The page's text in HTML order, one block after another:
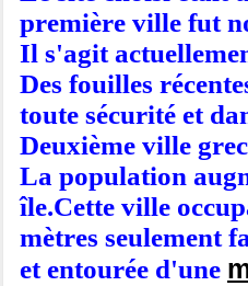
première ville fut
Il s'agit
Des fouilles
toute sécurité et
Deuxième ville
La population
île.Cette ville
mètres seulement
et entourée d'une